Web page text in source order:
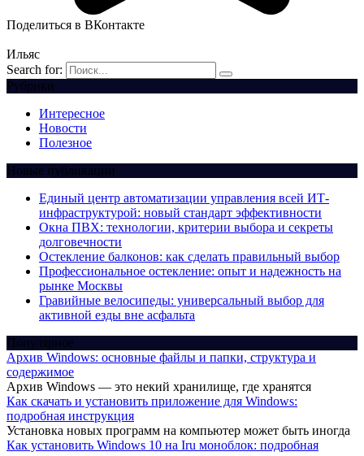
Поделиться в ВКонтакте
Ильяс
Search for:
Рубрики
Интересное
Новости
Полезное
Новые публикации
Единый центр автоматизации управления всей ИТ-
инфраструктурой: новый стандарт эффективности
Окна ПВХ: технологии, критерии выбора и секреты
долговечности
Остекление балконов: как сделать правильный выбор
Профессиональное остекление: опыт и надежность на
рынке Москвы
Гравийные велосипеды: универсальный выбор для
активной езды вне асфальта
Популярное
Архив Windows: основные файлы и папки, структура и
содержимое
Архив Windows — это некий хранилище, где хранятся
Как скачать и установить приложение для Windows:
подробная инструкция
Установка новых программ на компьютер может быть иногда
Как установить Windows 10 на Iru моноблок: подробная